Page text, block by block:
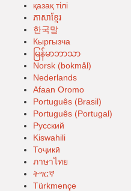
қазақ тілі
ភាសាខ្មែរ
한국말
Кыргызча
မြန်မာဘာသာ
Norsk (bokmål)
Nederlands
Afaan Oromo
Português (Brasil)
Português (Portugal)
Русский
Kiswahili
Тоҷикӣ
ภาษาไทย
ትግርኛ
Türkmençe